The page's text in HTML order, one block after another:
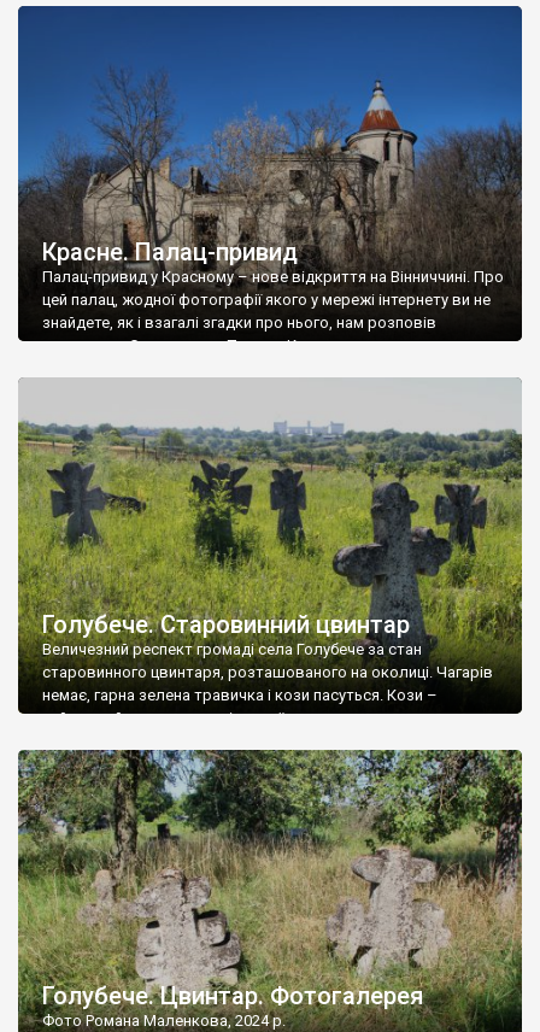
Красне. Палац-привид
Палац-привид у Красному – нове відкриття на Вінниччині. Про
цей палац, жодної фотографії якого у мережі інтернету ви не
знайдете, як і взагалі згадки про нього, нам розповів
мешканець Самгородка. Палац у Красному вразив не лише
Голубече. Старовинний цвинтар
Величезний респект громаді села Голубече за стан
старовинного цвинтаря, розташованого на околиці. Чагарів
немає, гарна зелена травичка і кози пасуться. Кози –
найкращий регулятор шкідливої, для старих кладовищ,
бруньками, кози ті бруньки обгризають, бо то улюблений
делікатес. На цвинтарі у Голубечому ціла колекція
різноманітних форм хрестів. Село відносно невелике, […]
Голубече. Цвинтар. Фотогалерея
Фото Романа Маленкова, 2024 р.